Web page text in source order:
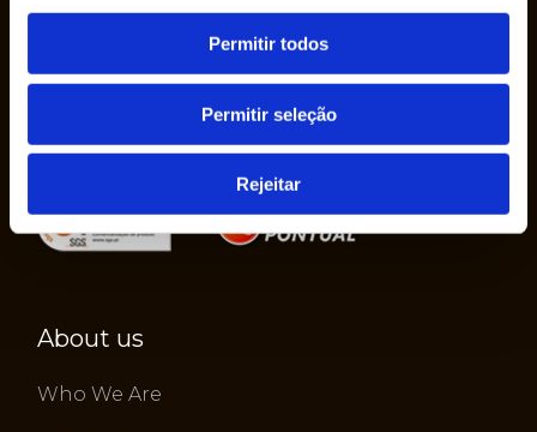
Permitir todos
Permitir seleção
Rejeitar
founded in 1950 by Mr. Ruy de Lacerda, in his
own name, as a sole proprietorship.
About us
Who We Are